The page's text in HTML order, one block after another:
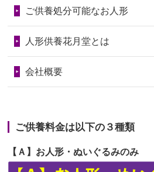
句に贈って...
2026/06/23ありがとうね
の祖父母か...
2026/06/20
雛人形をお道具も
てくださる...
第70回人形供養祭令和6年6
第68回人形供養祭令和6年3
第65回人形供養祭令和5年11
第64回人形供養祭令和5年9
ご供養処分可能なお人形
人形供養花月堂とは
会社概要
ご供養料金は以下の３種類
【Ａ】お人形・ぬいぐるみのみ